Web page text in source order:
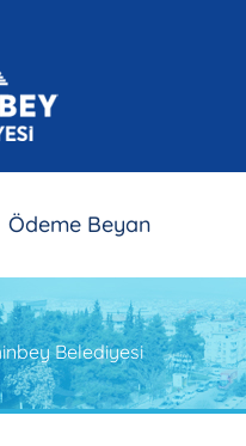
Ödeme Beyan
Belediyesi